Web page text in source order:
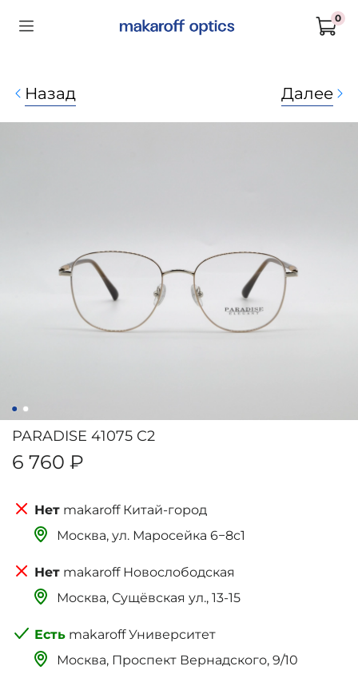
0
Назад Далее
PARADISE 41075 C2
6 760 ₽
makaroff Китай-город
Москва, ‌‌‌‌ул. Маросейка 6−8с1
makaroff Новослободская
Москва, Сущёвская ул., 13-15
makaroff Университет
Москва, Проспект Вернадского, 9/10